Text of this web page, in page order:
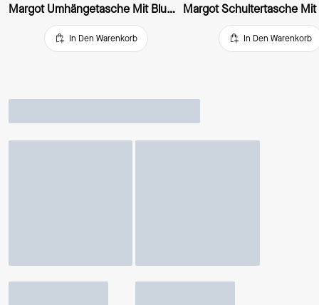
Margot Umhängetasche Mit Blumenmuster Und Kette
In Den Warenkorb In Den Warenkorb